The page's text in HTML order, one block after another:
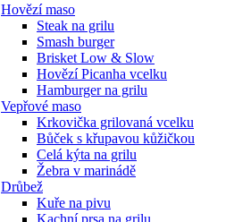
Hovězí maso
Steak na grilu
Smash burger
Brisket Low & Slow
Hovězí Picanha vcelku
Hamburger na grilu
Vepřové maso
Krkovička grilovaná vcelku
Bůček s křupavou kůžičkou
Celá kýta na grilu
Žebra v marinádě
Drůbež
Kuře na pivu
Kachní prsa na grilu